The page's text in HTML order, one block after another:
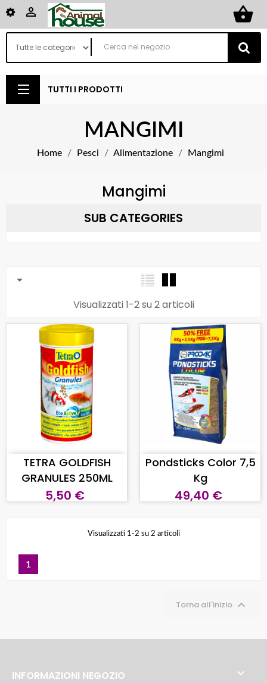
shopping_basket

TUTTI I PRODOTTI
MANGIMI
Home Pesci Alimentazione Mangimi
Mangimi
SUB CATEGORIES

Visualizzati 1-2 su 2 articoli
AGGIUNGI AL CARRELLO
TETRA GOLDFISH
GRANULES 250ML
5,50 €
AGGIUNGI AL CARRELLO
Pondsticks Color 7,5
Kg
49,40 €
Visualizzati 1-2 su 2 articoli
1
Torna all'inizio 
INFORMAZIONI NEGOZIO 